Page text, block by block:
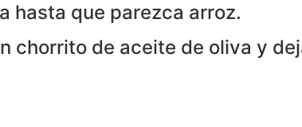
hasta que parezca arroz.
chorrito de aceite de oliva y